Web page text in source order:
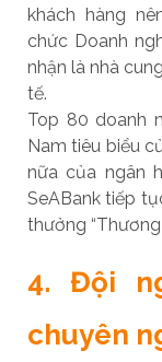
khách hàng
chức Doanh
nhận là nhà
tế.
Top 80 doanh
Nam tiêu biểu
nữa của ngân
SeABank tiếp
thưởng “Thương
4. Đội
chuyên